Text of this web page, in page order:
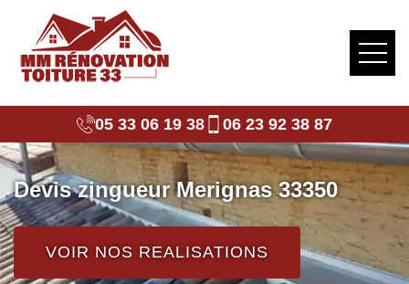
05 33 06 19 38 06 23 92 38 87
Devis zingueur Merignas 33350
VOIR NOS REALISATIONS